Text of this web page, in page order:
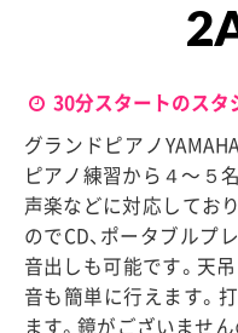
30分スタートのスタ
グランドピアノ
ピアノ練習から４〜５
声楽などに対応してお
のでCD、ポータブルプ
音出しも可能です。天
音も簡単に行えます。
ます。鏡がございませ